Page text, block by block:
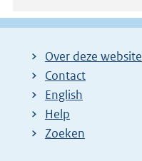
Over deze website
Contact
English
Help
Zoeken